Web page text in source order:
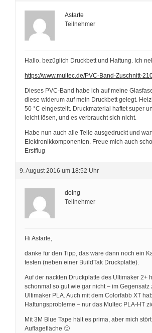
Astarte
Teilnehmer
Hallo. bezüglich Druckbett und Haftung. Ich
https://www.multec.de/PVC-Band-Zuschnitt-
Dieses PVC-Band habe ich auf meine
diese widerum auf mein Druckbett gelegt.
50 °C eingestellt. Druckmaterial haftet super
leicht lösen, und es verbraucht sich nicht.
Habe nun auch alle Teile ausgedruckt und
Elektronikkomponenten. Freue mich auch
Erstflug
9. August 2016 um 18:52 Uhr
doing
Teilnehmer
Hi Astarte,
danke für den Tipp, das wäre dann noch ein
testen (neben einer BuildTak Druckplatte).
Auf der nackten Druckplatte des Ultimaker 2+
schonmal so gut wie gar nicht – im Gegensatz
Ultimaker PLA. Auch mit dem Colorfabb XT
Haftungsprobleme – nur das Multec PLA-HT
Mit 3M Blue Tape hält es prima, aber mich
Auflagefläche 🙁